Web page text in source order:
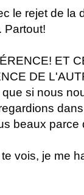
le rejet de la
Partout!
ET
DE
si nous
beaux parce
vois, je me